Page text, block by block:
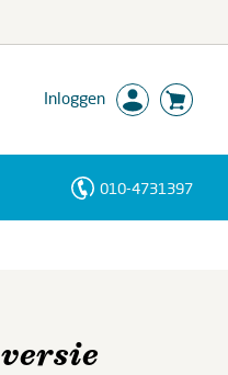
Inloggen
010-4731397